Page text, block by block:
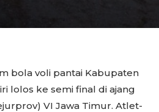
bola voli pantai Kabupaten
lolos ke semi final di ajang
VI Jawa Timur. Atlet-